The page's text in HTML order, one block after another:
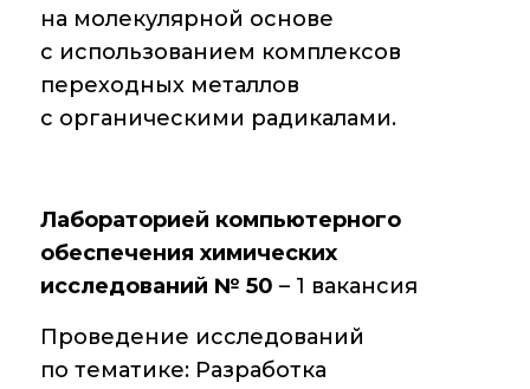
на молекулярной основе
с использованием комплексов
переходных металлов
с органическими радикалами.
Лабораторией компьютерного
обеспечения химических
исследований № 50 – 1 вакансия
Проведение исследований
по тематике: Разработка